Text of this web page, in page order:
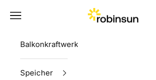
Robinsun
Menü
Balkonkraftwerke
Speicher